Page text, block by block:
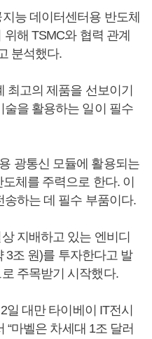
능 데이터센터용 반도체
해 TSMC와 협력 관계
분석했다.
최고의 제품을 선보이기
을 활용하는 일이 필수
광통신 모듈에 활용되는
체를 주력으로 한다. 이
하는 데 필수 부품이다.
지배하고 있는 엔비디
3조 원)를 투자한다고 발
주목받기 시작했다.
대만 타이베이 IT전시
“마벨은 차세대 1조 달러